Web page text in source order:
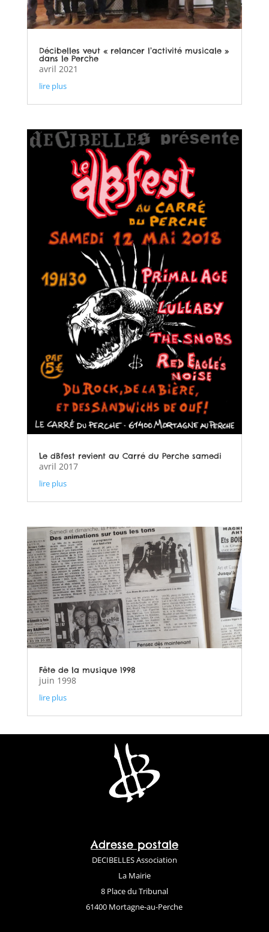
Décibelles veut « relancer l’activité musicale »
dans le Perche
avril 2021
lire plus
Le dBfest revient au Carré du Perche samedi
avril 2017
lire plus
Fête de la musique 1998
juin 1998
lire plus
Adresse postale
DECIBELLES Association
La Mairie
8 Place du Tribunal
61400 Mortagne-au-Perche